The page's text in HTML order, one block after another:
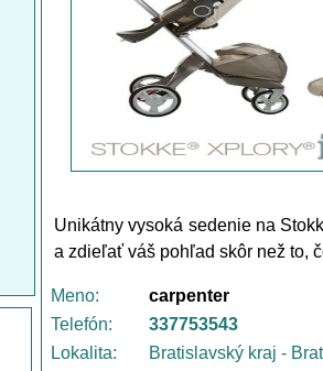
Unikátny vysoká sedenie na
a zdieľať váš pohľad skôr než to,
Meno:
carpenter
Telefón:
337753543
Lokalita:
Bratislavský kraj -